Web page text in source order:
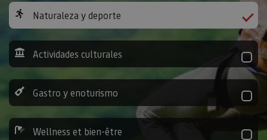
Naturaleza y deporte
Actividades culturales
Gastro y enoturismo
Wellness et bien-être